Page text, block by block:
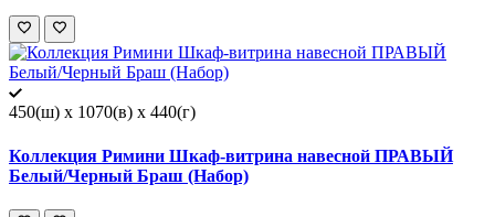
450(ш) x 1070(в) x 440(г)
Коллекция Римини Шкаф-витрина навесной ПРАВЫЙ
Белый/Черный Браш (Набор)